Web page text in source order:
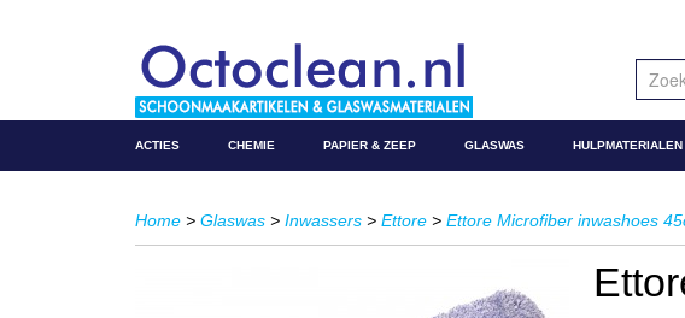
ACTIES CHEMIE PAPIER & ZEEP GLASWAS HULPMATERIALEN
Home > Glaswas > Inwassers > Ettore > Ettore Microfiber inwashoes